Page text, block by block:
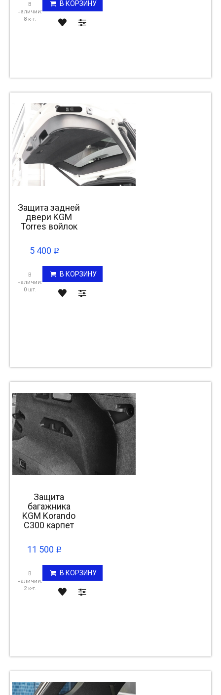
В
наличии:
8 к-т.
В КОРЗИНУ
Защита задней
двери KGM
Torres войлок
5 400 p
В
наличии:
0 шт.
В КОРЗИНУ
Защита
багажника
KGM Korando
C300 карпет
11 500 p
В
наличии:
2 к-т.
В КОРЗИНУ